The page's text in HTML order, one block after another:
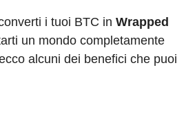
i tuoi BTC in Wrapped
un mondo completamente
alcuni dei benefici che puoi